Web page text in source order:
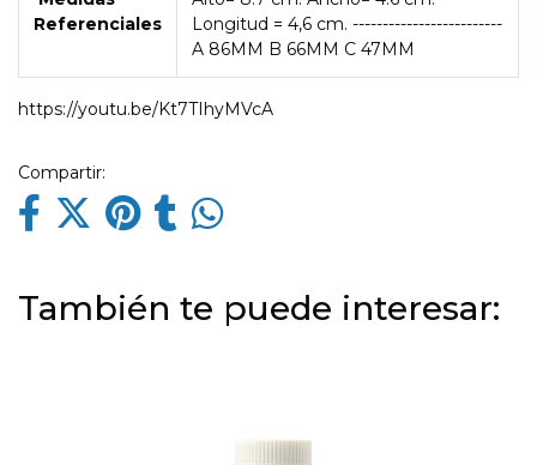
Referenciales
Longitud = 4,6 cm. -------------------------
A 86MM B 66MM C 47MM
https://youtu.be/Kt7TIhyMVcA
Compartir:
También te puede interesar: